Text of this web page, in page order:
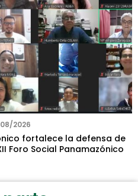
2026
fortalece la defensa de
Foro Social Panamazónico